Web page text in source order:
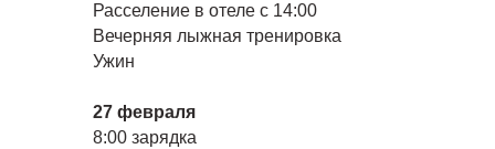
Расселение в отеле с 14:00
Вечерняя лыжная тренировка
Ужин
27 февраля
8:00 зарядка